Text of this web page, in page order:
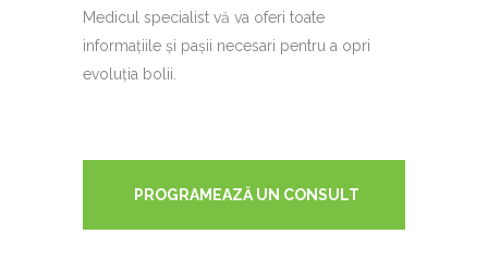
Medicul specialist vă va oferi toate
informațiile și pașii necesari pentru a opri
evoluția bolii.
PROGRAMEAZĂ UN CONSULT